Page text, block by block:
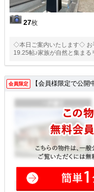
27枚
◇本日ご案内いたします◇ お
19.25帖♪家族が自然と集ま
会員限定 【会員様限定で公開